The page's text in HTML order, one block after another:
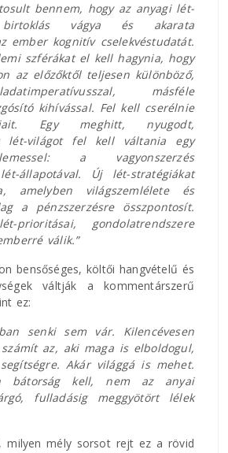
bennem, hogy az anyagi lét-
vágya és akarata
ember kognitív cselekvéstudatát.
szférákat el kell hagynia, hogy
az előzőktől teljesen különböző,
másféle
kihívással. Fel kell cserélnie
Egy meghitt, nyugodt,
lét-világot fel kell váltania egy
a vagyonszerzés
állapotával. Új lét-stratégiákat
amelyben világszemlélete és
a pénzszerzésre összpontosít.
prioritásai, gondolatrendszere
válik.”
bensőséges, költői hangvételű és
váltják a kommentárszerű
ez:
senki sem vár. Kilencévesen
az, aki maga is elboldogul,
Akár világgá is mehet.
bátorság kell, nem az anyai
fulladásig meggyötört lélek
milyen mély sorsot rejt ez a rövid